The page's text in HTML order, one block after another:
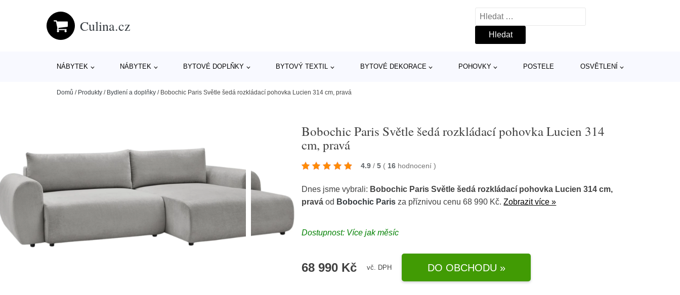
Culina.cz
Vyhledávání
NÁBYTEK NÁBYTEK BYTOVÉ DOPLŇKY BYTOVÝ TEXTIL BYTOVÉ DEKORACE POHOVKY POSTELE OSVĚTLENÍ
Domů / Produkty / Bydlení a doplňky / Bobochic Paris Světle šedá rozkládací pohovka Lucien 314 cm, pravá
Bobochic Paris Světle šedá rozkládací pohovka Lucien 314
cm, pravá
4.9 / 5 ( 16 hodnocení)
Dnes jsme vybrali: Bobochic Paris Světle šedá rozkládací pohovka Lucien 314 cm,
pravá od Bobochic Paris za příznivou cenu 68 990 Kč.Zobrazit více »
Dostupnost: Více jak měsíc
68 990 Kč vč. DPH DO OBCHODU »